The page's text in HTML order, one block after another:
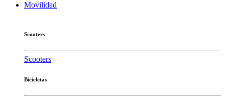
Movilidad
Scooters
Scooters
Bicicletas